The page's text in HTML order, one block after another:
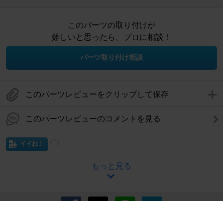
このパーツの取り付けが
難しいと思ったら、プロに相談！
パーツ取り付け相談
このパーツレビューをクリップして保存
このパーツレビューのコメントを見る
イイね！
もっと見る